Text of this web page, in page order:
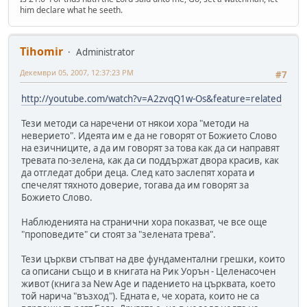
him declare what he seeth.
Tihomir
Administrator
#7
Декември 05, 2007, 12:37:23 PM
http://youtube.com/watch?v=A2zvqQ1w-Os&feature=related
Тези методи са наречени от някои хора "методи на
неверието". Идеята им е да не говорят от Божието Слово
на езичниците, а да им говорят за това как да си направят
тревата по-зелена, как да си поддържат двора красив, как
да отгледат добри деца. След като заслепят хората и
спечелят тяхното доверие, тогава да им говорят за
Божието Слово.
Наблюденията на странични хора показват, че все още
"проповедите" си стоят за "зелената трева".
Тези църкви стъпват на две фундаментални грешки, които
са описани също и в книгата на Рик Уорън - Целенасочен
живот (книга за New Age и падението на църквата, което
той нарича "възход"). Едната е, че хората, които не са